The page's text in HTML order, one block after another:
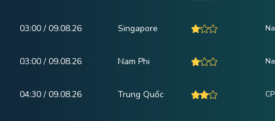
03:00 / 09.08.26 Singapore
03:00 / 09.08.26 Nam Phi
04:30 / 09.08.26 Trung Quốc